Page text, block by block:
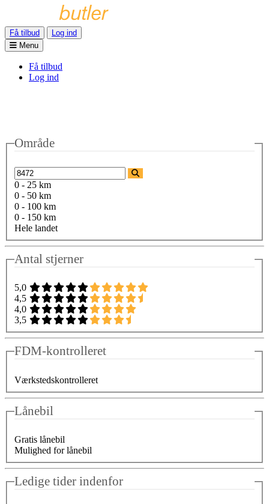
Få tilbud
Log ind
Menu
Få tilbud
Log ind
Område
0 - 25 km
0 - 50 km
0 - 100 km
0 - 150 km
Hele landet
Antal stjerner
5,0
4,5
4,0
3,5
FDM-kontrolleret
Værkstedskontrolleret
Lånebil
Gratis lånebil
Mulighed for lånebil
Ledige tider indenfor